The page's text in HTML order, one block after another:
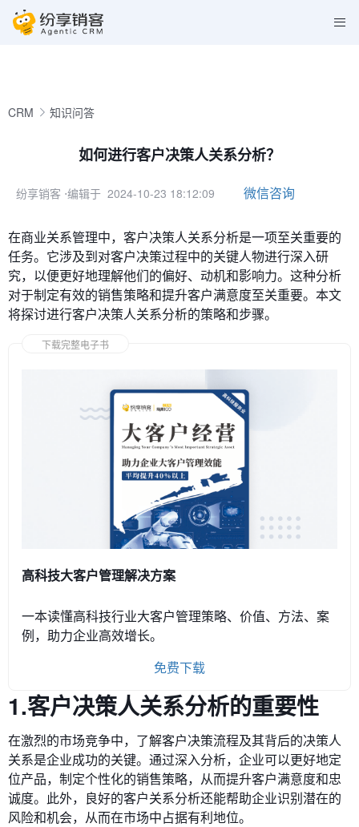
CRM 知识问答
如何进行客户决策人关系分析？
纷享销客 ⋅编辑于 2024-10-23 18:12:09 微信咨询
在商业关系管理中，客户决策人关系分析是一项至关重要的
任务。它涉及到对客户决策过程中的关键人物进行深入研
究，以便更好地理解他们的偏好、动机和影响力。这种分析
对于制定有效的销售策略和提升客户满意度至关重要。本文
将探讨进行客户决策人关系分析的策略和步骤。
下载完整电子书
高科技大客户管理解决方案
一本读懂高科技行业大客户管理策略、价值、方法、案
例，助力企业高效增长。
免费下载
1.客户决策人关系分析的重要性
在激烈的市场竞争中，了解客户决策流程及其背后的决策人
关系是企业成功的关键。通过深入分析，企业可以更好地定
位产品，制定个性化的销售策略，从而提升客户满意度和忠
诚度。此外，良好的客户关系分析还能帮助企业识别潜在的
风险和机会，从而在市场中占据有利地位。